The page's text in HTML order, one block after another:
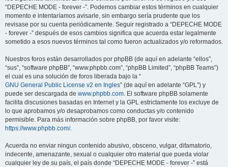
“DEPECHE MODE - forever -”. Podemos cambiar estos términos en cualquier
momento e intentaríamos avisarle, sin embargo sería prudente que los
revisase por su cuenta periódicamente. Seguir registrado a “DEPECHE MODE
- forever -” después de esos cambios significa que acuerda estar legalmente
sometido a esos nuevos términos tal como fueron actualizados y/o reformados.
Nuestros foros están desarrollados por phpBB (de aquí en adelante “ellos”,
“sus”, “software phpBB”, “www.phpbb.com”, “phpBB Limited”, “phpBB Teams”)
el cual es una solución de foros liberada bajo la “
GNU General Public License v2 en Ingles” (de aquí en adelante “GPL”) y
puede ser descargada de www.phpbb.com. El software phpBB solamente
facilita discusiones basadas en Internet y la GPL estrictamente los excluye de
lo que aprobamos y/o desaprobamos como conductas y/o contenido
permisible. Para más información sobre phpBB, por favor visite:
https://www.phpbb.com/.
Acuerda no enviar ningun contenido abusivo, obsceno, vulgar, difamatorio,
indecente, amenazante, sexual o cualquier otro material que pueda violar
cualquier ley de su país, el país donde “DEPECHE MODE - forever -” está